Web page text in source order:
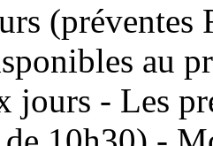
au
jours - Les